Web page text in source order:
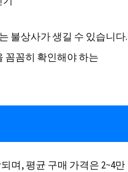
불상사가 생길 수 있습니다.
꼼꼼히 확인해야 하는
며, 평균 구매 가격은 2~4만